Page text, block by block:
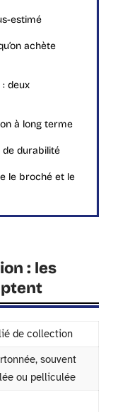
estimé
achète
deux
à long terme
durabilité
le broché et le
: les
de collection
souvent
ou pelliculée